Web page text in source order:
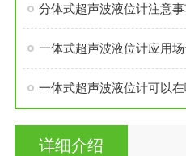
分体式超声波液位计注意事
一体式超声波液位计应用
一体式超声波液位计可以
详细介绍